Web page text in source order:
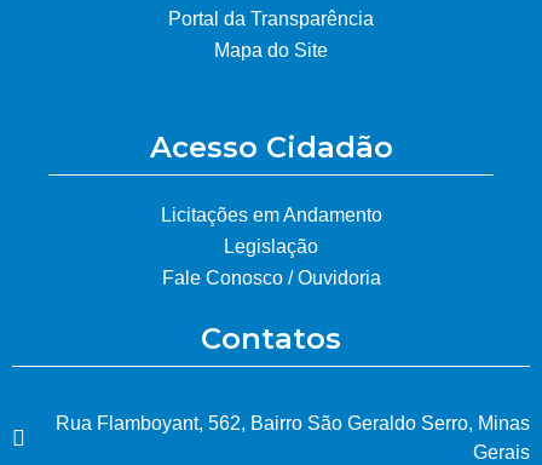
Portal da Transparência
Mapa do Site
Acesso Cidadão
Licitações em Andamento
Legislação
Fale Conosco / Ouvidoria
Contatos
Rua Flamboyant, 562, Bairro São Geraldo Serro, Minas
Gerais